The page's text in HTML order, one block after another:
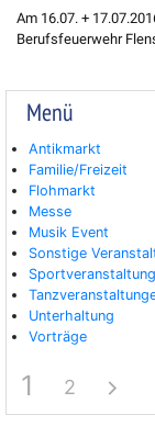
Am 16.07. +
Berufsfeuerwehr
Menü
Antikmarkt
Familie/Freizeit
Flohmarkt
Messe
Musik Event
Sonstige
Unterhaltung
Vorträge
1 2